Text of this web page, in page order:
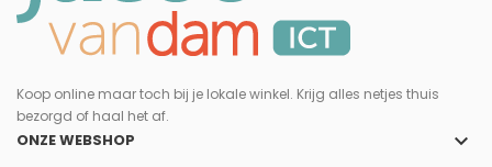
Koop online maar toch bij je lokale winkel. Krijg alles netjes thuis
bezorgd of haal het af.
ONZE WEBSHOP keyboard_arrow_down